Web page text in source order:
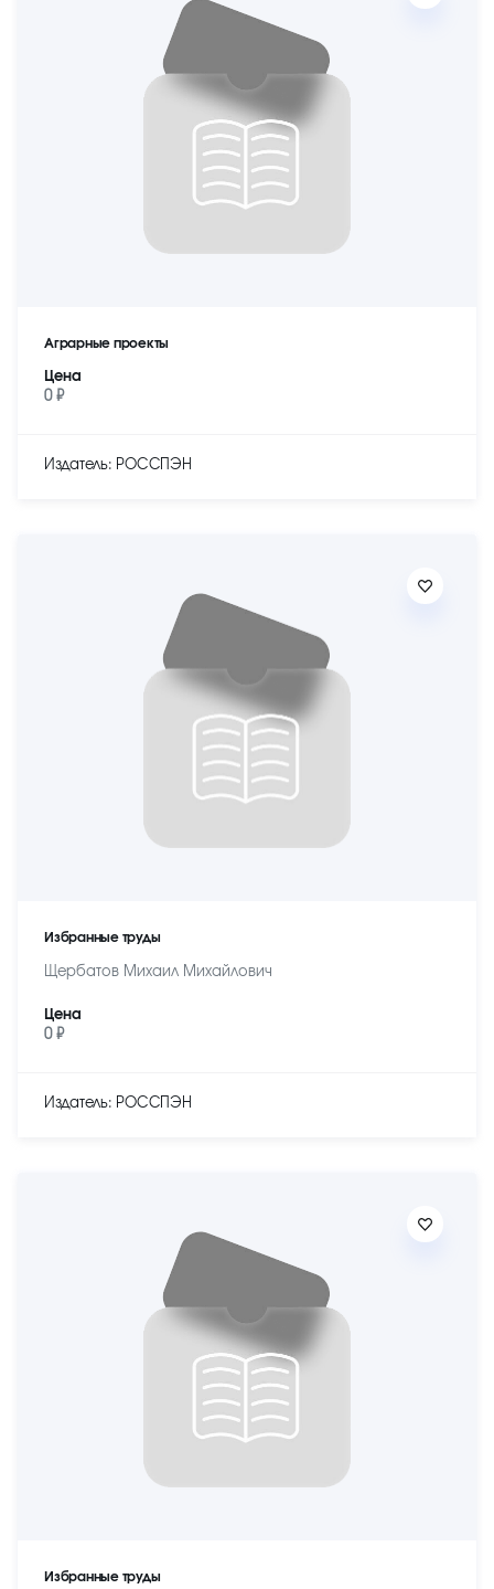
Аграрные проекты
Цена
0 ₽
Издатель: РОССПЭН
Избранные труды
Щербатов Михаил Михайлович
Цена
0 ₽
Издатель: РОССПЭН
Избранные труды